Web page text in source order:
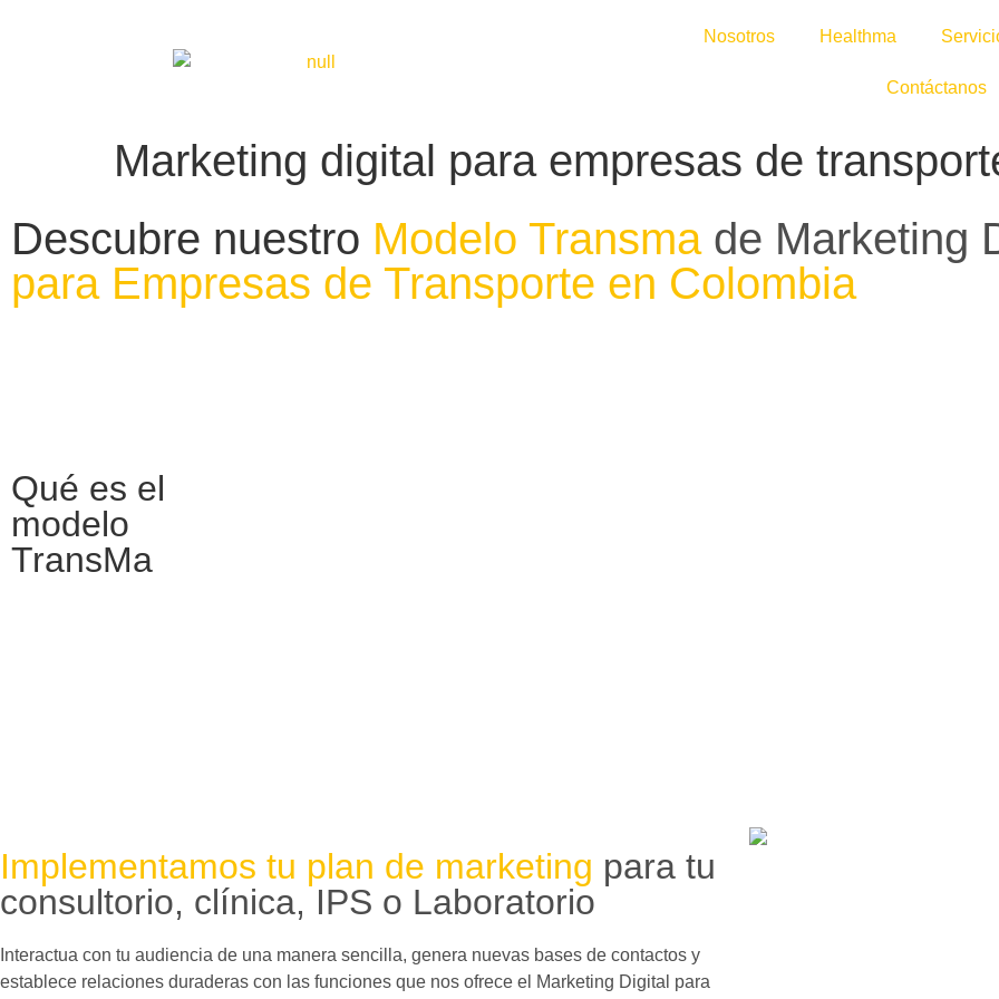
Nosotros Healthma
Contáctanos
Marketing digital para empresas de
Descubre nuestro Modelo Transma de Marketing
para Empresas de Transporte en Colombia
Qué es el
modelo
TransMa
Implementamos tu plan de marketing para tu
consultorio, clínica, IPS o Laboratorio
Interactua con tu audiencia de una manera sencilla, genera nuevas bases de contactos y
establece relaciones duraderas con las funciones que nos ofrece el Marketing Digital para